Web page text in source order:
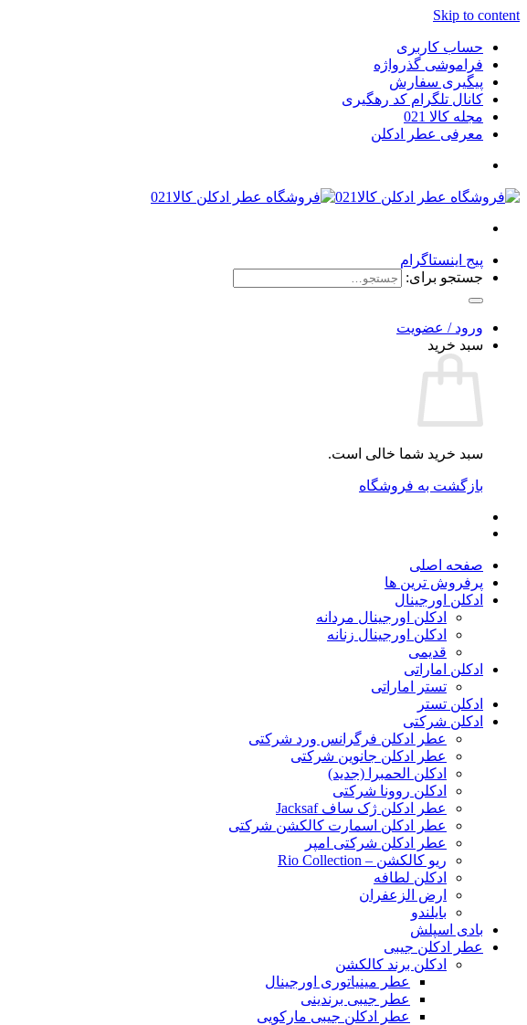
Skip to content
حساب کاربری
فراموشی گذرواژه
پیگیری سفارش
کانال تلگرام کد رهگیری
مجله کالا 021
معرفی عطر ادکلن
پیج اینستاگرام
جستجو برای:
ورود / عضویت
سبد خرید
سبد خرید شما خالی است.
بازگشت به فروشگاه
صفحه اصلی
پرفروش ترین ها
ادکلن اورجینال
ادکلن اورجینال مردانه
ادکلن اورجینال زنانه
قدیمی
ادکلن اماراتی
تستر اماراتی
ادکلن تستر
ادکلن شرکتی
عطر ادکلن فرگرانس ورد شرکتی
عطر ادکلن جانوین شرکتی
ادکلن الحمبرا (جدید)
ادکلن روونا شرکتی
عطر ادکلن ژک‌ ساف Jacksaf
عطر ادکلن اسمارت کالکشن شرکتی
عطر ادکلن شرکتی امپر
ریو کالکشن – Rio Collection
ادکلن لطافه
ارض الزعفران
بایلندو
بادی اسپلش
عطر ادکلن جیبی
ادکلن برند کالکشن
عطر مینیاتوری اورجینال
عطر جیبی برندینی
عطر ادکلن جیبی مارکویی